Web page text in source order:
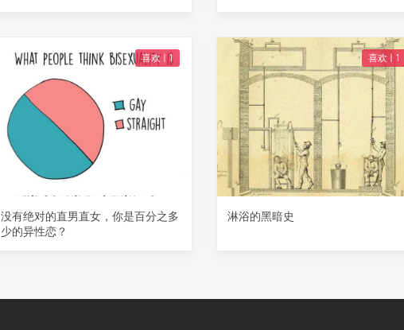
喜欢 | 1
没有绝对的直男直女，你是百分之多
少的异性恋？
喜欢 | 1
淋浴的黑暗史